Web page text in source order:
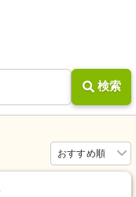
検索
おすすめ順